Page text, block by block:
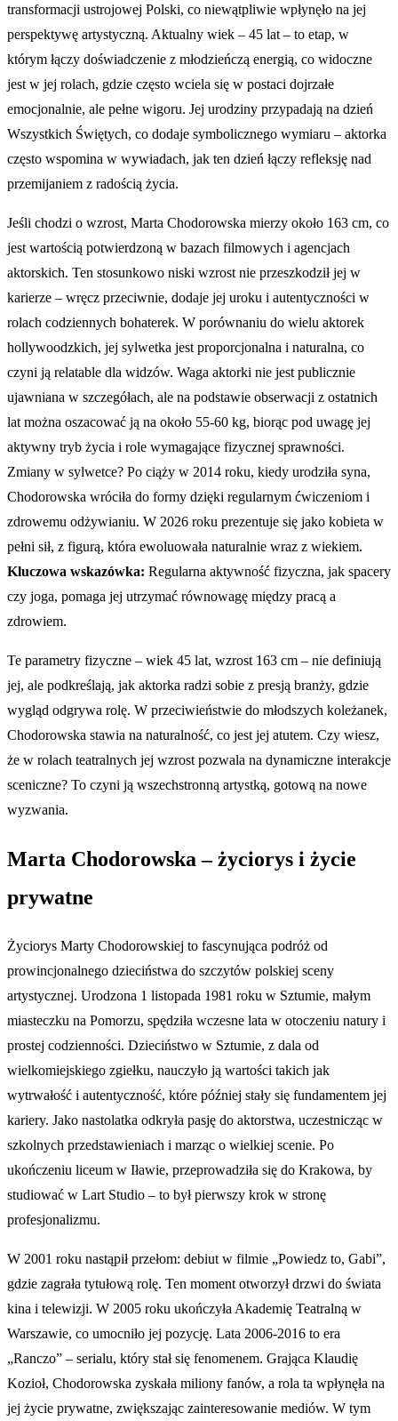
transformacji ustrojowej Polski, co niewątpliwie wpłynęło na jej
perspektywę artystyczną. Aktualny wiek – 45 lat – to etap, w
którym łączy doświadczenie z młodzieńczą energią, co widoczne
jest w jej rolach, gdzie często wciela się w postaci dojrzałe
emocjonalnie, ale pełne wigoru. Jej urodziny przypadają na dzień
Wszystkich Świętych, co dodaje symbolicznego wymiaru – aktorka
często wspomina w wywiadach, jak ten dzień łączy refleksję nad
przemijaniem z radością życia.
Jeśli chodzi o wzrost, Marta Chodorowska mierzy około 163 cm, co
jest wartością potwierdzoną w bazach filmowych i agencjach
aktorskich. Ten stosunkowo niski wzrost nie przeszkodził jej w
karierze – wręcz przeciwnie, dodaje jej uroku i autentyczności w
rolach codziennych bohaterek. W porównaniu do wielu aktorek
hollywoodzkich, jej sylwetka jest proporcjonalna i naturalna, co
czyni ją relatable dla widzów. Waga aktorki nie jest publicznie
ujawniana w szczegółach, ale na podstawie obserwacji z ostatnich
lat można oszacować ją na około 55-60 kg, biorąc pod uwagę jej
aktywny tryb życia i role wymagające fizycznej sprawności.
Zmiany w sylwetce? Po ciąży w 2014 roku, kiedy urodziła syna,
Chodorowska wróciła do formy dzięki regularnym ćwiczeniom i
zdrowemu odżywianiu. W 2026 roku prezentuje się jako kobieta w
pełni sił, z figurą, która ewoluowała naturalnie wraz z wiekiem.
Kluczowa wskazówka: Regularna aktywność fizyczna, jak spacery
czy joga, pomaga jej utrzymać równowagę między pracą a
zdrowiem.
Te parametry fizyczne – wiek 45 lat, wzrost 163 cm – nie definiują
jej, ale podkreślają, jak aktorka radzi sobie z presją branży, gdzie
wygląd odgrywa rolę. W przeciwieństwie do młodszych koleżanek,
Chodorowska stawia na naturalność, co jest jej atutem. Czy wiesz,
że w rolach teatralnych jej wzrost pozwala na dynamiczne interakcje
sceniczne? To czyni ją wszechstronną artystką, gotową na nowe
wyzwania.
Marta Chodorowska – życiorys i życie
prywatne
Życiorys Marty Chodorowskiej to fascynująca podróż od
prowincjonalnego dzieciństwa do szczytów polskiej sceny
artystycznej. Urodzona 1 listopada 1981 roku w Sztumie, małym
miasteczku na Pomorzu, spędziła wczesne lata w otoczeniu natury i
prostej codzienności. Dzieciństwo w Sztumie, z dala od
wielkomiejskiego zgiełku, nauczyło ją wartości takich jak
wytrwałość i autentyczność, które później stały się fundamentem jej
kariery. Jako nastolatka odkryła pasję do aktorstwa, uczestnicząc w
szkolnych przedstawieniach i marząc o wielkiej scenie. Po
ukończeniu liceum w Iławie, przeprowadziła się do Krakowa, by
studiować w Lart Studio – to był pierwszy krok w stronę
profesjonalizmu.
W 2001 roku nastąpił przełom: debiut w filmie „Powiedz to, Gabi”,
gdzie zagrała tytułową rolę. Ten moment otworzył drzwi do świata
kina i telewizji. W 2005 roku ukończyła Akademię Teatralną w
Warszawie, co umocniło jej pozycję. Lata 2006-2016 to era
„Ranczo” – serialu, który stał się fenomenem. Grająca Klaudię
Kozioł, Chodorowska zyskała miliony fanów, a rola ta wpłynęła na
jej życie prywatne, zwiększając zainteresowanie mediów. W tym